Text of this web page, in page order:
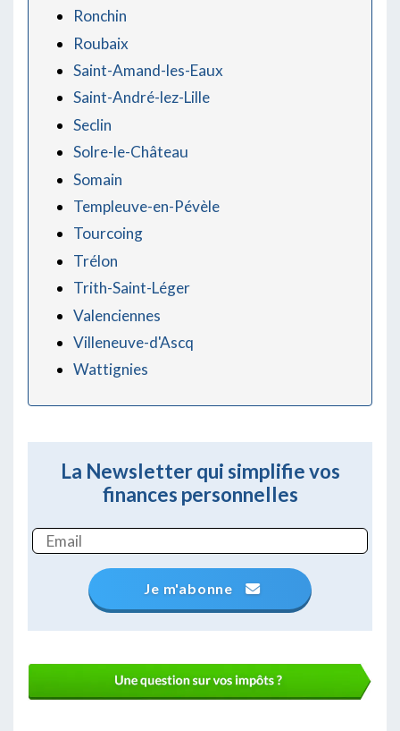
Ronchin
Roubaix
Saint-Amand-les-Eaux
Saint-André-lez-Lille
Seclin
Solre-le-Château
Somain
Templeuve-en-Pévèle
Tourcoing
Trélon
Trith-Saint-Léger
Valenciennes
Villeneuve-d'Ascq
Wattignies
La Newsletter qui simplifie vos
finances personnelles
Je m'abonne